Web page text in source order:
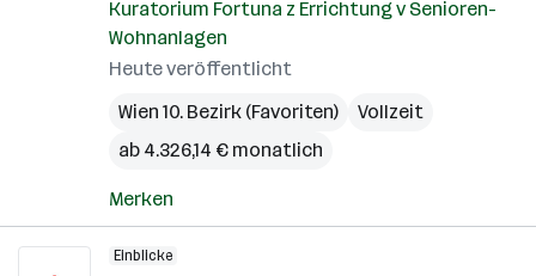
Kuratorium Fortuna z Errichtung v Senioren-
Wohnanlagen
Heute veröffentlicht
Wien 10. Bezirk (Favoriten)
Vollzeit
ab 4.326,14 € monatlich
Merken
Einblicke